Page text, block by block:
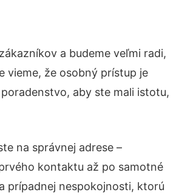
a budeme veľmi radi,
vieme, že osobný prístup je
aby ste mali istotu,
na správnej adrese –
kontaktu až po samotné
prípadnej nespokojnosti, ktorú